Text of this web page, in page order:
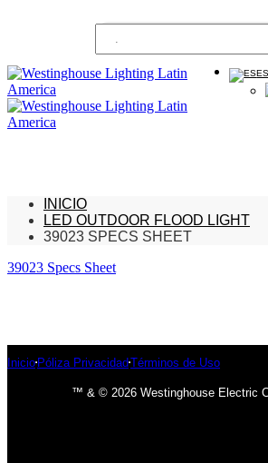
INICIO
LED OUTDOOR FLOOD LIGHT
39023 SPECS SHEET
39023 Specs Sheet
Inicio Póliza Privacidad Términos de Uso
™ & © 2026 Westinghouse Electric